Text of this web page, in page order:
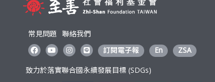
常見問題 聯絡我們
訂閱電子報
En ZSA
致力於落實聯合國永續發展目標 (SDGs)